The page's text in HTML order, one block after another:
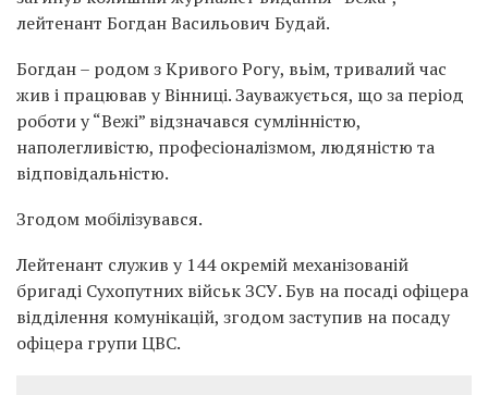
лейтенант Богдан Васильович Будай.
Богдан – родом з Кривого Рогу, вьім, тривалий час
жив і працював у Вінниці. Зауважується, що за період
роботи у “Вежі” відзначався сумлінністю,
наполегливістю, професіоналізмом, людяністю та
відповідальністю.
Згодом мобілізувався.
Лейтенант служив у 144 окремій механізованій
бригаді Сухопутних військ ЗСУ. Був на посаді офіцера
відділення комунікацій, згодом заступив на посаду
офіцера групи ЦВС.